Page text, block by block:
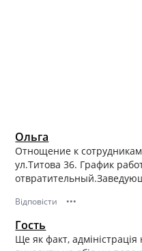
Ольга
Отнощение к
ул.Титова 36. График
Відповісти •••
Гость
Ще як факт, адміністрація